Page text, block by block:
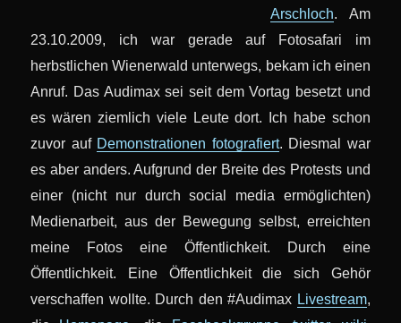
Arschloch. Am
23.10.2009, ich war gerade auf Fotosafari im
herbstlichen Wienerwald unterwegs, bekam ich einen
Anruf. Das Audimax sei seit dem Vortag besetzt und
es wären ziemlich viele Leute dort. Ich habe schon
zuvor auf Demonstrationen fotografiert. Diesmal war
es aber anders. Aufgrund der Breite des Protests und
einer (nicht nur durch social media ermöglichten)
Medienarbeit, aus der Bewegung selbst, erreichten
meine Fotos eine Öffentlichkeit. Durch eine
Öffentlichkeit. Eine Öffentlichkeit die sich Gehör
verschaffen wollte. Durch den #Audimax Livestream,